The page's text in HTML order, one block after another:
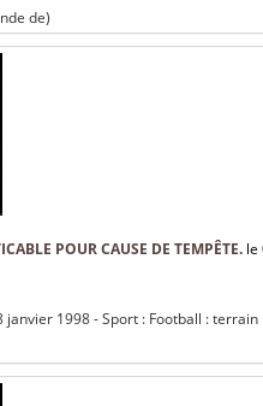
de)
POUR CAUSE DE TEMPÊTE. le
janvier 1998 - Sport : Football :